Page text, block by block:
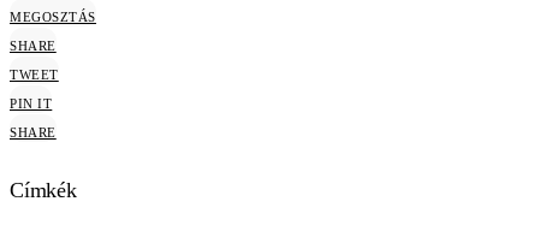
MEGOSZTÁS
SHARE
TWEET
PIN IT
SHARE
Címkék